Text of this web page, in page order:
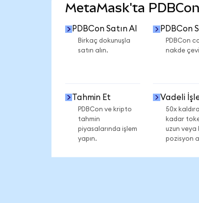
MetaMask'ta PDBCon
PDBCon Satın Al
Birkaç dokunuşla
satın alın.
PDBCon
PDBCon
nakde
Tahmin Et
PDBCon ve kripto
tahmin
piyasalarında işlem
yapın.
Vadeli
50x
kadar
uzun veya
pozisyon